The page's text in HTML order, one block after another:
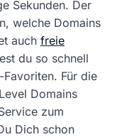
Sekunden. Der
welche Domains
auch freie
du so schnell
Für die
Domains
zum
Dich schon